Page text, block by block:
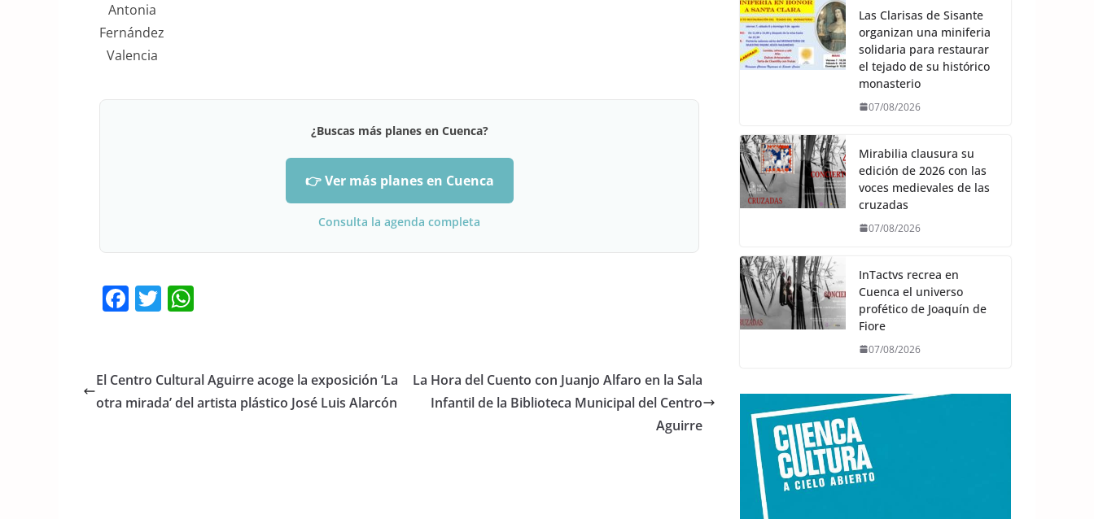
Antonia
Fernández
Valencia
¿Buscas más planes en Cuenca?
👉 Ver más planes en Cuenca
Consulta la agenda completa
F
e
b
T
er s
A
El Centro Cultural Aguirre acoge la exposición ‘La
otra mirada’ del artista plástico José Luis Alarcón
La Hora del Cuento con Juanjo Alfaro en la Sala
Infantil de la Biblioteca Municipal del Centro
Aguirre
Las Clarisas de Sisante
organizan una miniferia
solidaria para restaurar
el tejado de su histórico
monasterio
07/08/2026
Mirabilia clausura su
edición de 2026 con las
voces medievales de las
cruzadas
07/08/2026
InTactvs recrea en
Cuenca el universo
profético de Joaquín de
Fiore
07/08/2026